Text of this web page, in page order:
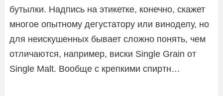
бутылки. Надпись на этикетке, конечно, скажет
многое опытному дегустатору или виноделу, но
для неискушенных бывает сложно понять, чем
отличаются, например, виски Single Grain от
Single Malt. Вообще с крепкими спиртн…